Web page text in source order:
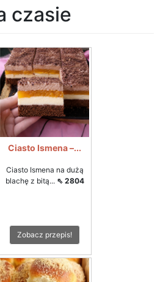
czasie
Ciasto Ismena –...
Ciasto Ismena na dużą
blachę z bitą... ⇖ 2804
Zobacz przepis!